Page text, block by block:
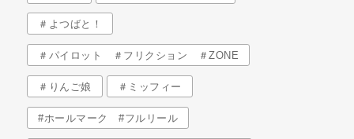
＃よつばと！
＃パイロット ＃フリクション ＃ZONE
＃りんご娘 ＃ミッフィー
#ホールマーク #フルリール